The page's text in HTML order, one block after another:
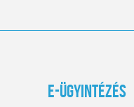
E-ügyintézés